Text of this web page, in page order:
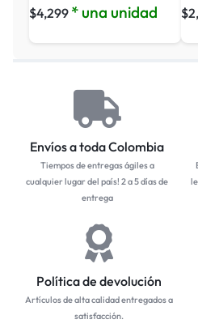
$4,299 * una unidad
$
Envíos a toda Colombia
Tiempos de entregas ágiles a
cualquier lugar del país! 2 a 5 días de
entrega
Política de devolución
Artículos de alta calidad entregados a
satisfacción.